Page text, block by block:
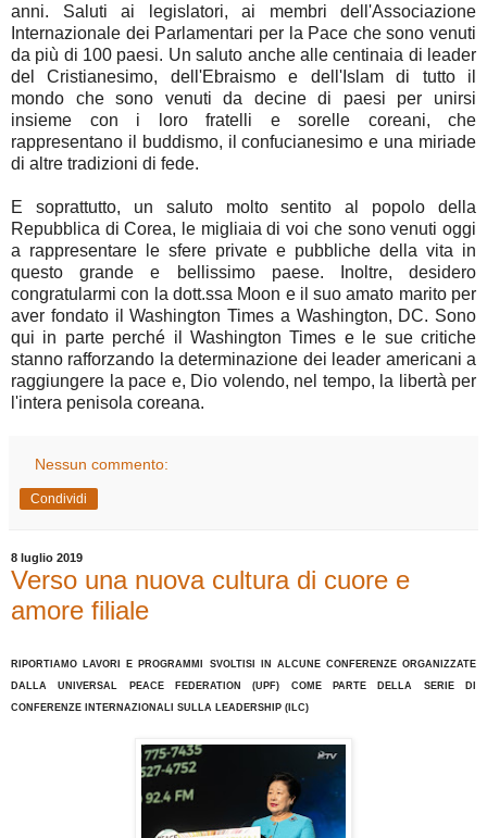
anni. Saluti ai legislatori, ai membri dell'Associazione
Internazionale dei Parlamentari per la Pace che sono venuti
da più di 100 paesi. Un saluto anche alle centinaia di leader
del Cristianesimo, dell'Ebraismo e dell'Islam di tutto il
mondo che sono venuti da decine di paesi per unirsi
insieme con i loro fratelli e sorelle coreani, che
rappresentano il buddismo, il confucianesimo e una miriade
di altre tradizioni di fede.
E soprattutto, un saluto molto sentito al popolo della
Repubblica di Corea, le migliaia di voi che sono venuti oggi
a rappresentare le sfere private e pubbliche della vita in
questo grande e bellissimo paese. Inoltre, desidero
congratularmi con la dott.ssa Moon e il suo amato marito per
aver fondato il Washington Times a Washington, DC. Sono
qui in parte perché il Washington Times e le sue critiche
stanno rafforzando la determinazione dei leader americani a
raggiungere la pace e, Dio volendo, nel tempo, la libertà per
l'intera penisola coreana.
Nessun commento:
Condividi
8 luglio 2019
Verso una nuova cultura di cuore e
amore filiale
RIPORTIAMO LAVORI E PROGRAMMI SVOLTISI IN ALCUNE CONFERENZE ORGANIZZATE
DALLA UNIVERSAL PEACE FEDERATION (UPF) COME PARTE DELLA SERIE
DI
CONFERENZE INTERNAZIONALI SULLA LEADERSHIP (ILC)